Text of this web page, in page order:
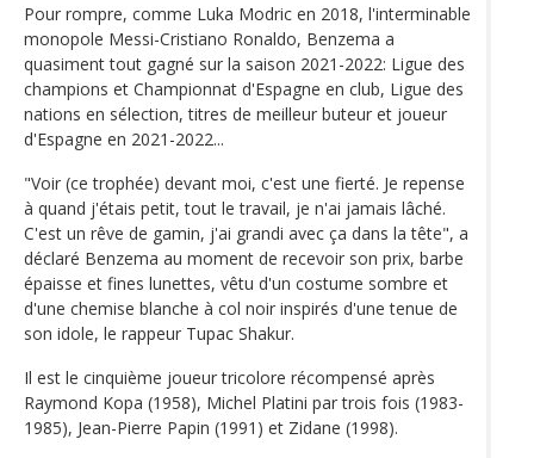
Pour rompre, comme Luka Modric en 2018, l'interminable
monopole Messi-Cristiano Ronaldo, Benzema a
quasiment tout gagné sur la saison 2021-2022: Ligue des
champions et Championnat d'Espagne en club, Ligue des
nations en sélection, titres de meilleur buteur et joueur
d'Espagne en 2021-2022...
"Voir (ce trophée) devant moi, c'est une fierté. Je repense
à quand j'étais petit, tout le travail, je n'ai jamais lâché.
C'est un rêve de gamin, j'ai grandi avec ça dans la tête", a
déclaré Benzema au moment de recevoir son prix, barbe
épaisse et fines lunettes, vêtu d'un costume sombre et
d'une chemise blanche à col noir inspirés d'une tenue de
son idole, le rappeur Tupac Shakur.
Il est le cinquième joueur tricolore récompensé après
Raymond Kopa (1958), Michel Platini par trois fois (1983-
1985), Jean-Pierre Papin (1991) et Zidane (1998).